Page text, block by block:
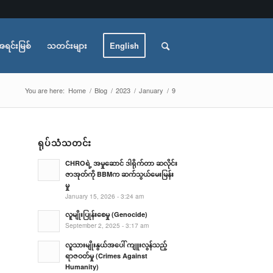
င်းမြစ် သတင်းများ English
You are here: Home / Blog / 2023 / January / 9
ရုပ်သံသတင်း
CHROရဲ့ အမှုဆောင် ဒါရိုက်တာ ဆလိုင်း
ဇာအုတ်ကို BBMက ဆက်သွယ်မေးမြန်း
မှု
January 15, 2026 - 3:24 am
လူမျိုးပြုန်းစေမှု (Genocide)
September 2, 2025 - 3:17 am
လူသားမျိုးနွယ်အပေါ် ကျူးလွန်သည့်
ရာဇဝတ်မှု (Crimes Against
Humanity)